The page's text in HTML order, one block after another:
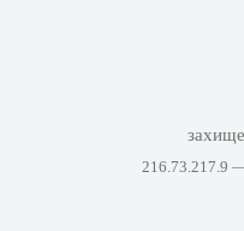
216.73.217.9